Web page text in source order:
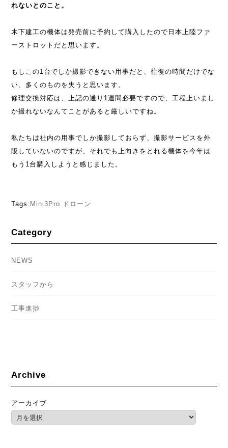
れないとのこと。
木下建工の機体は発売前に予約して購入したので日本上陸ファ
ーストロットだと思います。
もしこの1台でしか撮影できない用事だと、往復の時間だけでな
い、多くのものを失うと思います。
修理交換対応は、上記の通り1週間必要ですので、工程上いまし
か撮れないなんてことがあると厳しいですね。
私たちは社内の用事でしか撮影しておらず、撮影サービスを外
販していないのですが、それでも上向きをとれる機体を今年は
もう1台購入しようと感じました。
Tags: Mini3Pro ドローン
Category
NEWS
スタッフから
工事進捗
Archive
アーカイブ